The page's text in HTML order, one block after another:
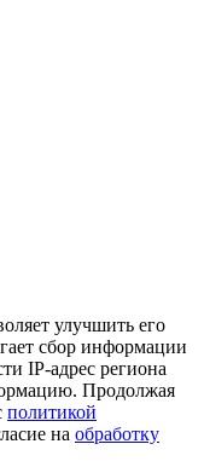
улучшить его
сбор информации
IP-адрес региона
Продолжая
политикой
на обработку